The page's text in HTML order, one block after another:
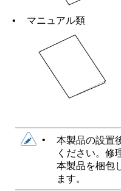
• マニュアル類
•
本製品の設置
ください。修
本製品を梱包
ます。